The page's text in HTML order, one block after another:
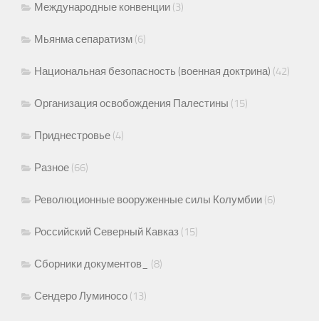
Международные конвенции (3)
Мьянма сепаратизм (6)
Национальная безопасность (военная доктрина) (42)
Организация освобождения Палестины (15)
Приднестровье (4)
Разное (66)
Революционные вооруженные силы Колумбии (6)
Российский Северный Кавказ (15)
Сборники документов_ (8)
Сендеро Луминосо (13)